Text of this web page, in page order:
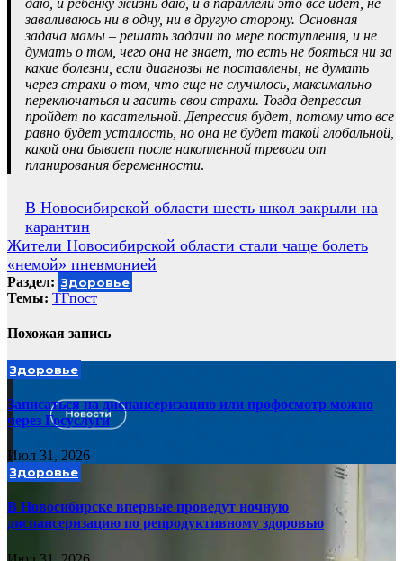
даю, и ребенку жизнь даю, и в параллели это все идет, не
заваливаюсь ни в одну, ни в другую сторону. Основная
задача мамы – решать задачи по мере поступления, и не
думать о том, чего она не знает, то есть не бояться ни за
какие болезни, если диагнозы не поставлены, не думать
через страхи о том, что еще не случилось, максимально
переключаться и гасить свои страхи. Тогда депрессия
пройдет по касательной. Депрессия будет, потому что все
равно будет усталость, но она не будет такой глобальной,
какой она бывает после накопленной тревоги от
планирования беременности.
Навигация
по
записям
В Новосибирской области шесть школ закрыли на
карантин
Жители Новосибирской области стали чаще болеть
«немой» пневмонией
Раздел: Здоровье
Темы: ТГпост
Похожая запись
Здоровье
Записаться на диспансеризацию или профосмотр можно
через Госуслуги
Июл 31, 2026
Здоровье
В Новосибирске впервые проведут ночную
диспансеризацию по репродуктивному здоровью